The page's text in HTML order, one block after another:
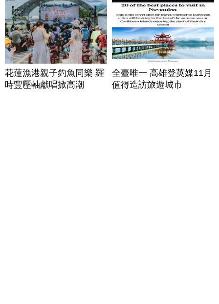
花蓮漁港親子釣魚同樂 羅
時豐壓軸獻唱掀高潮
全臺唯一 高雄登英媒11月
值得造訪旅遊城市